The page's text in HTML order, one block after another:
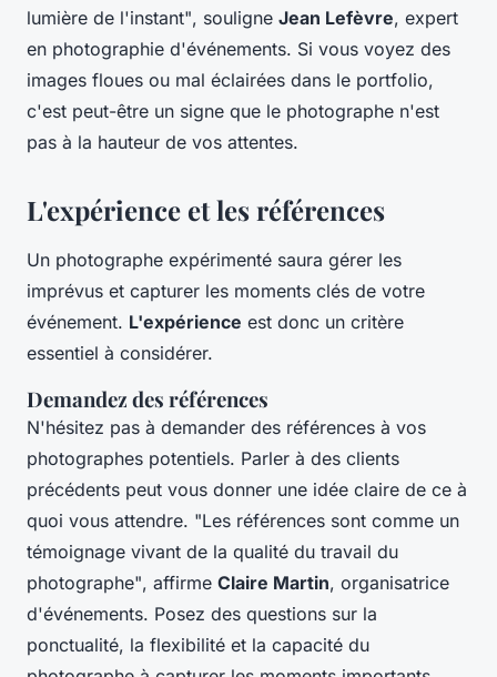
lumière de l'instant", souligne Jean Lefèvre, expert
en photographie d'événements. Si vous voyez des
images floues ou mal éclairées dans le portfolio,
c'est peut-être un signe que le photographe n'est
pas à la hauteur de vos attentes.
L'expérience et les références
Un photographe expérimenté saura gérer les
imprévus et capturer les moments clés de votre
événement. L'expérience est donc un critère
essentiel à considérer.
Demandez des références
N'hésitez pas à demander des références à vos
photographes potentiels. Parler à des clients
précédents peut vous donner une idée claire de ce à
quoi vous attendre. "Les références sont comme un
témoignage vivant de la qualité du travail du
photographe", affirme Claire Martin, organisatrice
d'événements. Posez des questions sur la
ponctualité, la flexibilité et la capacité du